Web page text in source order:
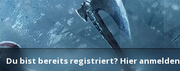
Du bist bereits registriert? Hier anmelden